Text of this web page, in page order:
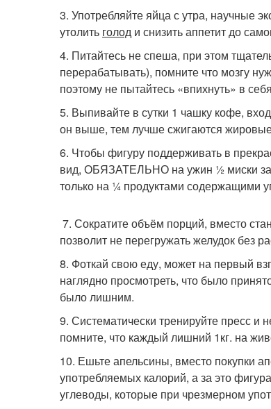
3. Употребляйте яйца с утра, научные
утолить голод и снизить аппетит до
4. Питайтесь не спеша, при этом
перерабатывать), помните что мозгу
поэтому не пытайтесь «впихнуть» в
5. Выпивайте в сутки 1 чашку кофе,
он выше, тем лучше сжигаются
6. Чтобы фигуру поддерживать в
вид, ОБЯЗАТЕЛЬНО на ужин ½ миски
только на ¼ продуктами содержащими
7. Сократите объём порций, вместо
позволит не перегружать желудок без
8. Фоткай свою еду, может на первый
наглядно просмотреть, что было
было лишним.
9. Систематически тренируйте пресс и
помните, что каждый лишний 1кг. на
10. Ешьте апельсины, вместо покупки
употребляемых калорий, а за это
углеводы, которые при чрезмерном